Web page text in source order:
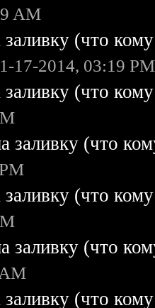
AM
(что
17-2014, 03:19 PM
(что
заливку (что
(что
заливку (что
(что